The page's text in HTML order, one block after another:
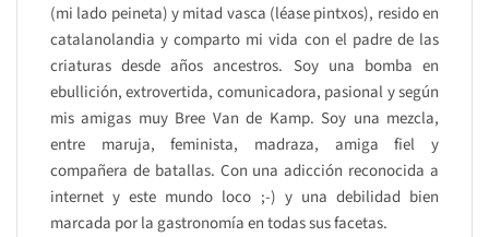
(mi lado peineta) y mitad vasca (léase pintxos), resido en
catalanolandia y comparto mi vida con el padre de las
criaturas desde años ancestros. Soy una bomba en
ebullición, extrovertida, comunicadora, pasional y según
mis amigas muy Bree Van de Kamp. Soy una mezcla,
entre maruja, feminista, madraza, amiga fiel y
compañera de batallas. Con una adicción reconocida a
internet y este mundo loco ;-) y una debilidad bien
marcada por la gastronomía en todas sus facetas.